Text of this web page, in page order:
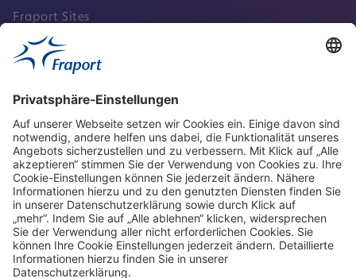
Fraport Sites
Aktuell
Service
Frankfurt Airport
properties.socialType
properties.socialType
properties.socialType
properties.socialType